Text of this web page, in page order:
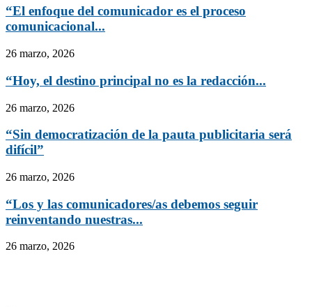
“El enfoque del comunicador es el proceso
comunicacional...
26 marzo, 2026
“Hoy, el destino principal no es la redacción...
26 marzo, 2026
“Sin democratización de la pauta publicitaria será
difícil”
26 marzo, 2026
“Los y las comunicadores/as debemos seguir
reinventando nuestras...
26 marzo, 2026